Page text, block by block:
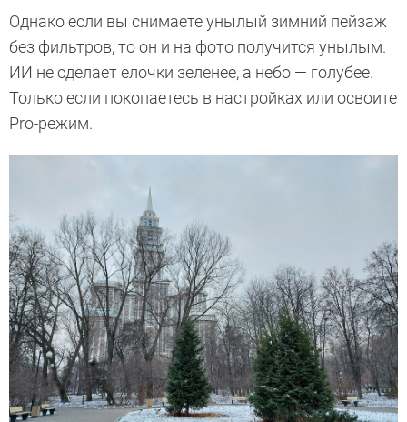
Однако если вы снимаете унылый зимний пейзаж
без фильтров, то он и на фото получится унылым.
ИИ не сделает елочки зеленее, а небо — голубее.
Только если покопаетесь в настройках или освоите
Pro-режим.